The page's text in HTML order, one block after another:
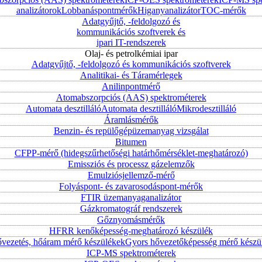
analizátorokLobbanáspontmérőkHiganyanalizátorTOC-mérők
Adatgyűjtő, -feldolgozó és
kommunikációs szoftverek és
ipari IT-rendszerek
Olaj- és petrolkémiai ipar
Adatgyűjtő, -feldolgozó és kommunikációs szoftverek
Analitikai- és Táramérlegek
Anilinpontmérő
Atomabszorpciós (AAS) spektrométerek
Automata desztillálóAutomata desztillálóMikrodesztilláló
Áramlásmérők
Benzin- és repülőgépüzemanyag vizsgálat
Bitumen
CFPP-mérő (hidegszűrhetőségi határhőmérséklet-meghatározó)
Emissziós és processz gázelemzők
Emulziósjellemző-mérő
Folyáspont- és zavarosodáspont-mérők
FTIR üzemanyaganalizátor
Gázkromatográf rendszerek
Gőznyomásmérők
HFRR kenőképesség-meghatározó készülék
hőáram mérő készülékekGyors hővezetőképesség mérő
ICP-MS spektrométerek